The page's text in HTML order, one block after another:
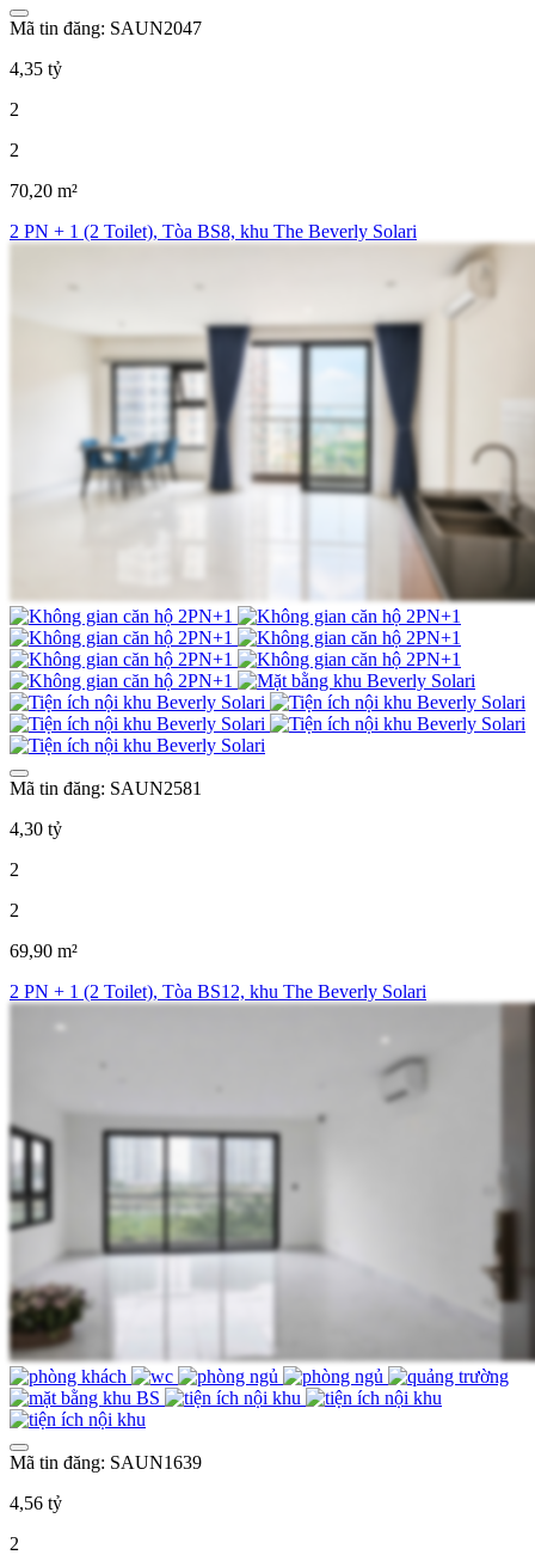
Mã tin đăng: SAUN2047
4,35 tỷ
2
2
70,20 m²
2 PN + 1 (2 Toilet), Tòa BS8, khu The Beverly Solari
Mã tin đăng: SAUN2581
4,30 tỷ
2
2
69,90 m²
2 PN + 1 (2 Toilet), Tòa BS12, khu The Beverly Solari
Mã tin đăng: SAUN1639
4,56 tỷ
2